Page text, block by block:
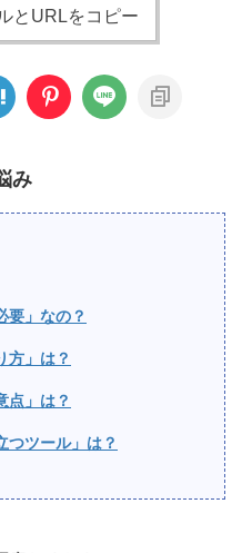
とURLをコピー
み
要」なの？
方」は？
点」は？
つツール」は？